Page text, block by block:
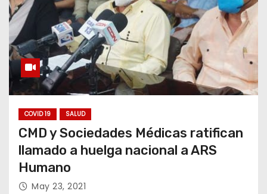
COVID 19 SALUD
CMD y Sociedades Médicas ratifican
llamado a huelga nacional a ARS
Humano
May 23, 2021